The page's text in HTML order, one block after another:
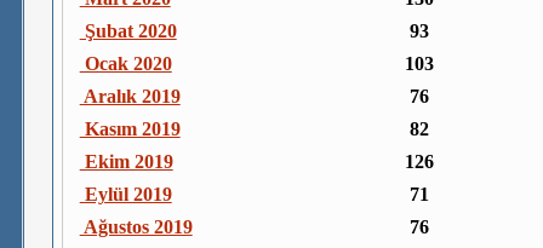
Şubat 2020
93
Ocak 2020
103
Aralık 2019
76
Kasım 2019
82
Ekim 2019
126
Eylül 2019
71
Ağustos 2019
76